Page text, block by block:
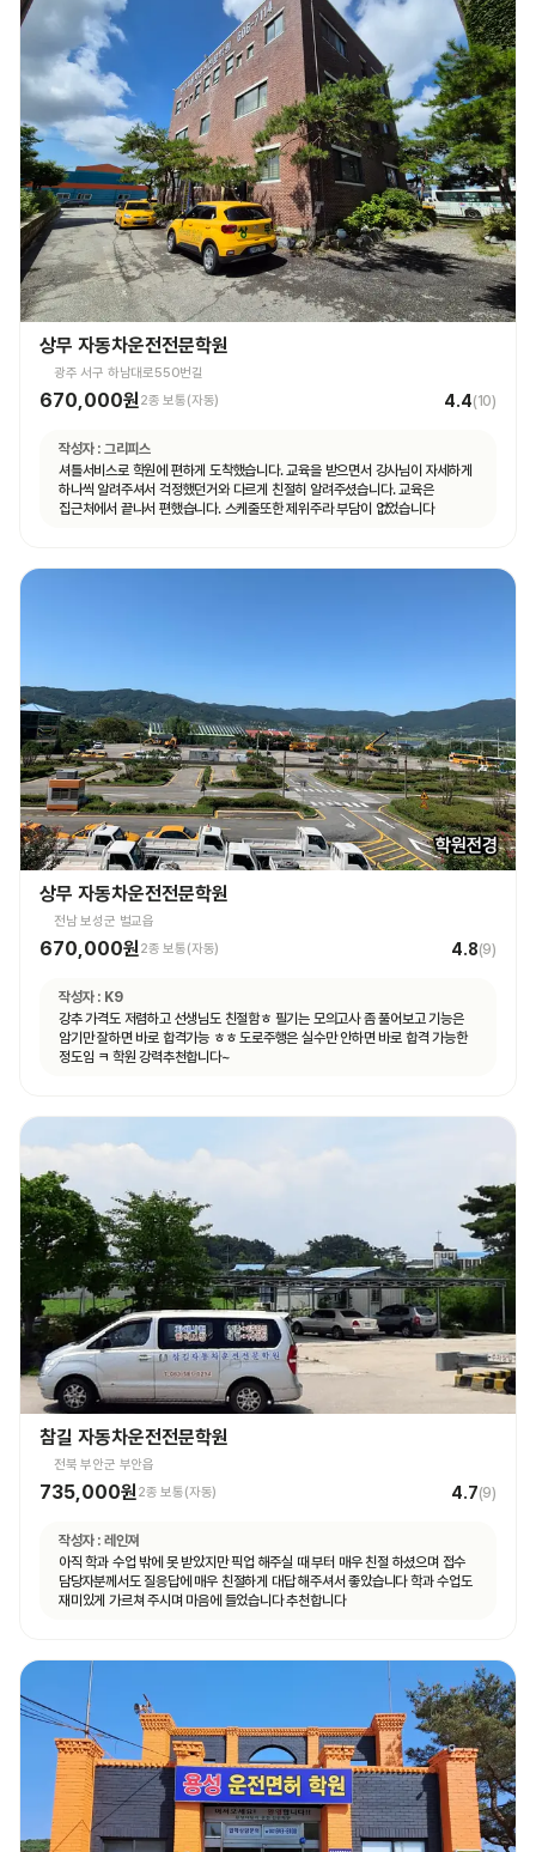
상무 자동차운전전문학원
광주 서구 하남대로550번길
670,000원2종 보통(자동) 4.4(10)
작성자 : 그리피스
셔틀서비스로 학원에 편하게 도착했습니다. 교육을 받으면서 강사님이 자세하게
하나씩 알려주셔서 걱정했던거와 다르게 친절히 알려주셨습니다. 교육은
집근처에서 끝나서 편했습니다. 스케줄또한 제위주라 부담이 없었습니다
상무 자동차운전전문학원
전남 보성군 벌교읍
670,000원 2종 보통(자동) 4.8(9)
작성자 : K9
강추 가격도 저렴하고 선생님도 친절함ㅎ 필기는 모의고사 좀 풀어보고 기능은
암기만 잘하면 바로 합격가능 ㅎㅎ 도로주행은 실수만 안하면 바로 합격 가능한
정도임 ㅋ 학원 강력추천합니다~
참길 자동차운전전문학원
전북 부안군 부안읍
735,000원2종 보통(자동) 4.7(9)
작성자 : 레인져
아직 학과 수업 밖에 못 받았지만 픽업 해주실 때 부터 매우 친절 하셨으며 접수
담당자분께서도 질응답에 매우 친절하게 대답 해주셔서 좋았습니다 학과 수업도
재미있게 가르쳐 주시며 마음에 들었습니다 추천합니다